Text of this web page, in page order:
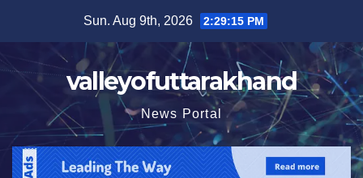
content
Sun. Aug 9th, 2026 2:29:16 PM
valleyofuttarakhand
News Portal